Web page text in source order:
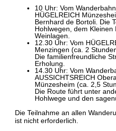
10 Uhr: Vom
HÜGELREICH
Bernhard de Bortoli. Die
Hohlwegen, dem
Weinlagen.
12.30 Uhr: Vom
Menzingen (ca. 2
Die familienfreundliche
Erholung.
14.30 Uhr: Vom
AUSSICHTSREICH
Münzesheim (ca. 2,5
Die Route führt unter
Hohlwege und den
Die Teilnahme an allen
ist nicht erforderlich.